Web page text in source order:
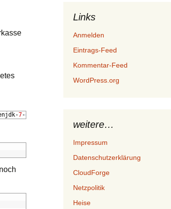
-7-doc
Links
Anmelden
Eintrags-Feed
Kommentar-Feed
WordPress.org
weitere…
Impressum
Datenschutzerklärung
CloudForge
Netzpolitik
Heise